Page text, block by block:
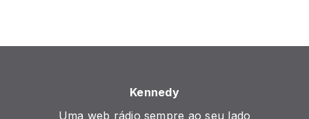
Kennedy
Uma web rádio sempre ao seu lado